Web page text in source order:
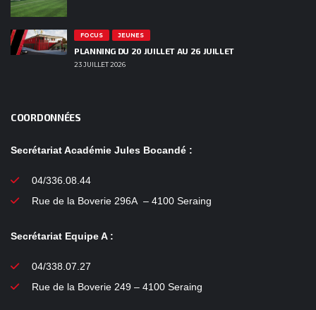
FOCUS JEUNES
PLANNING DU 20 JUILLET AU 26 JUILLET
23 JUILLET 2026
COORDONNÉES
Secrétariat Académie Jules Bocandé :
04/336.08.44
Rue de la Boverie 296A – 4100 Seraing
Secrétariat Equipe A :
04/338.07.27
Rue de la Boverie 249 – 4100 Seraing